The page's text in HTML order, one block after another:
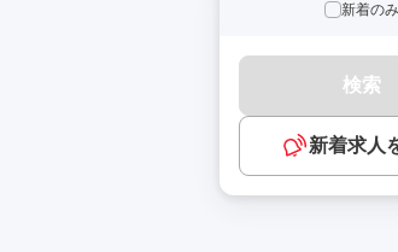
新着のみ
検索
新着求人